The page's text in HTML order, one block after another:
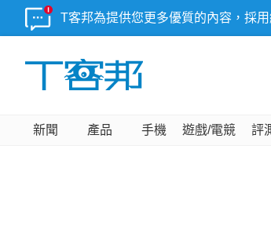
T客邦為提供您更多優質的內容，採
新聞 產品 手機 遊戲/電競 評